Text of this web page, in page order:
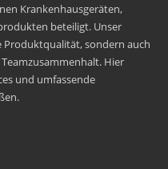
Krankenhausgeräten,
beteiligt. Unser
sondern auch
Hier
und umfassende